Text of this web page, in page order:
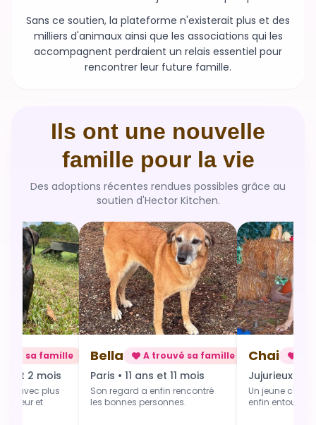
Sans ce soutien, la plateforme n'existerait plus et des
milliers d'animaux ainsi que les associations qui les
accompagnent perdraient un relais essentiel pour
rencontrer leur future famille.
Ils ont une nouvelle
famille pour la vie
Des adoptions récentes rendues possibles grâce au
soutien d'Hector Kitchen.
sa famille
11 mois
rencontré
Chai A trouvé sa famille
Jujurieux • 1 an
Un jeune chien qui grandit
enfin entouré et aimé.
Alba
Douville • 4
Une toute
commence du